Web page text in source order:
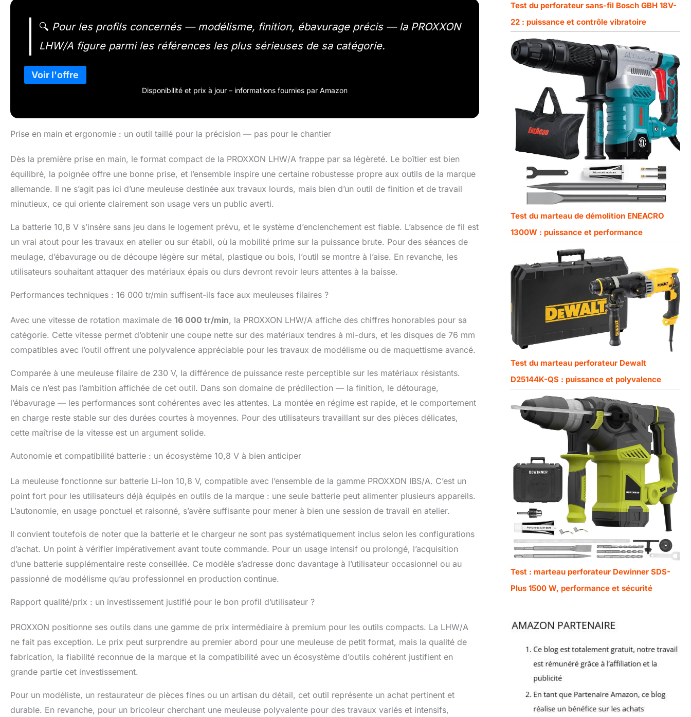
🔍 Pour les profils concernés — modélisme, finition, ébavurage précis — la PROXXON
LHW/A figure parmi les références les plus sérieuses de sa catégorie.
Disponibilité et prix à jour – informations fournies par Amazon
Prise en main et ergonomie : un outil taillé pour la précision — pas pour le chantier
Dès la première prise en main, le format compact de la PROXXON LHW/A frappe par sa légèreté. Le boîtier est bien
équilibré, la poignée offre une bonne prise, et l’ensemble inspire une certaine robustesse propre aux outils de la marque
allemande. Il ne s’agit pas ici d’une meuleuse destinée aux travaux lourds, mais bien d’un outil de finition et de travail
minutieux, ce qui oriente clairement son usage vers un public averti.
La batterie 10,8 V s’insère sans jeu dans le logement prévu, et le système d’enclenchement est fiable. L’absence de fil est
un vrai atout pour les travaux en atelier ou sur établi, où la mobilité prime sur la puissance brute. Pour des séances de
meulage, d’ébavurage ou de découpe légère sur métal, plastique ou bois, l’outil se montre à l’aise. En revanche, les
utilisateurs souhaitant attaquer des matériaux épais ou durs devront revoir leurs attentes à la baisse.
Performances techniques : 16 000 tr/min suffisent-ils face aux meuleuses filaires ?
Avec une vitesse de rotation maximale de 16 000 tr/min, la PROXXON LHW/A affiche des chiffres honorables pour sa
catégorie. Cette vitesse permet d’obtenir une coupe nette sur des matériaux tendres à mi-durs, et les disques de 76 mm
compatibles avec l’outil offrent une polyvalence appréciable pour les travaux de modélisme ou de maquettisme avancé.
Comparée à une meuleuse filaire de 230 V, la différence de puissance reste perceptible sur les matériaux résistants.
Mais ce n’est pas l’ambition affichée de cet outil. Dans son domaine de prédilection — la finition, le détourage,
l’ébavurage — les performances sont cohérentes avec les attentes. La montée en régime est rapide, et le comportement
en charge reste stable sur des durées courtes à moyennes. Pour des utilisateurs travaillant sur des pièces délicates,
cette maîtrise de la vitesse est un argument solide.
Autonomie et compatibilité batterie : un écosystème 10,8 V à bien anticiper
La meuleuse fonctionne sur batterie Li-Ion 10,8 V, compatible avec l’ensemble de la gamme PROXXON IBS/A. C’est un
point fort pour les utilisateurs déjà équipés en outils de la marque : une seule batterie peut alimenter plusieurs appareils.
L’autonomie, en usage ponctuel et raisonné, s’avère suffisante pour mener à bien une session de travail en atelier.
Il convient toutefois de noter que la batterie et le chargeur ne sont pas systématiquement inclus selon les configurations
d’achat. Un point à vérifier impérativement avant toute commande. Pour un usage intensif ou prolongé, l’acquisition
d’une batterie supplémentaire reste conseillée. Ce modèle s’adresse donc davantage à l’utilisateur occasionnel ou au
passionné de modélisme qu’au professionnel en production continue.
Rapport qualité/prix : un investissement justifié pour le bon profil d’utilisateur ?
PROXXON positionne ses outils dans une gamme de prix intermédiaire à premium pour les outils compacts. La LHW/A
ne fait pas exception. Le prix peut surprendre au premier abord pour une meuleuse de petit format, mais la qualité de
fabrication, la fiabilité reconnue de la marque et la compatibilité avec un écosystème d’outils cohérent justifient en
grande partie cet investissement.
Pour un modéliste, un restaurateur de pièces fines ou un artisan du détail, cet outil représente un achat pertinent et
durable. En revanche, pour un bricoleur cherchant une meuleuse polyvalente pour des travaux variés et intensifs,
Test du perforateur sans-fil Bosch GBH 18V-
22 : puissance et contrôle vibratoire
Test du marteau de démolition ENEACRO
1300W : puissance et performance
Test du marteau perforateur Dewalt
D25144K-QS : puissance et polyvalence
Test : marteau perforateur Dewinner SDS-
Plus 1500 W, performance et sécurité